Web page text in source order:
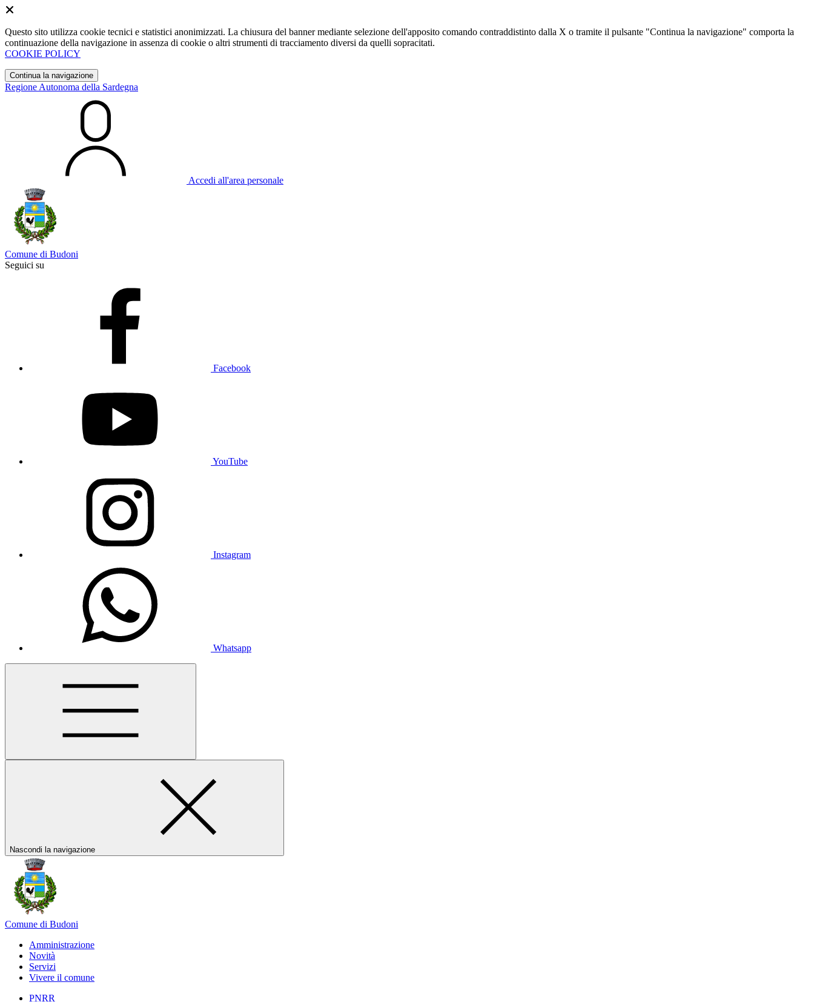
Questo sito utilizza cookie tecnici e statistici anonimizzati. La chiusura del banner mediante selezione dell'apposito comando contraddistinto dalla X o tramite il pulsante "Continua la navigazione" comporta la
continuazione della navigazione in assenza di cookie o altri strumenti di tracciamento diversi da quelli sopracitati.
COOKIE POLICY
Continua la navigazione
Regione Autonoma della Sardegna
Accedi all'area personale
Comune di Budoni
Seguici su
Facebook
YouTube
Instagram
Whatsapp
Nascondi la navigazione
Comune di Budoni
Amministrazione
Novità
Servizi
Vivere il comune
PNRR